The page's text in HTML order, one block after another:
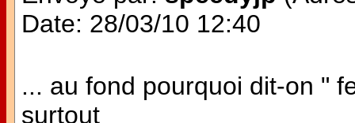
Date: 28/03/10 12:40
... au fond pourquoi dit-on "
surtout